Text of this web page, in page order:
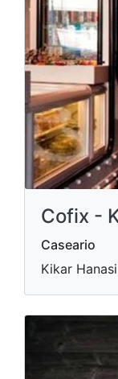
Cofix -
Caseario
Kikar